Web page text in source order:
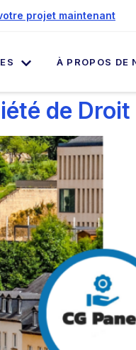
projet maintenant
À PROPOS DE
de